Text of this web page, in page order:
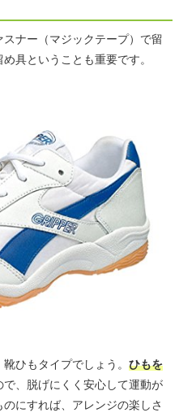
ナー（マジックテープ）で留
具ということも重要です。
ひもタイプでしょう。 ひもを
で、脱げにくく安心して運動が
にすれば、アレンジの楽しさ